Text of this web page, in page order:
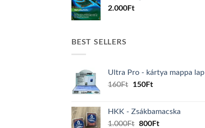
2.000Ft
BEST SELLERS
Ultra Pro - kártya mappa lap
160Ft
Original
160Ft.
150FtCurrent
150Ft.
HKK - Zsákbamacska
1.000Ft Original
800FtCurrent